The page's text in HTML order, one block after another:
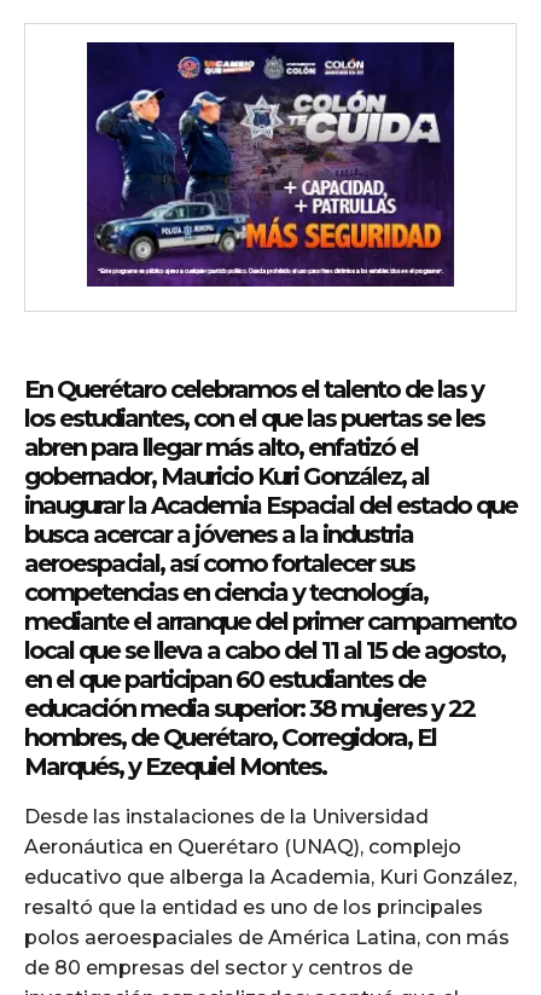
En Querétaro celebramos el talento de las y
los estudiantes, con el que las puertas se les
abren para llegar más alto, enfatizó el
gobernador, Mauricio Kuri González, al
inaugurar la Academia Espacial del estado que
busca acercar a jóvenes a la industria
aeroespacial, así como fortalecer sus
competencias en ciencia y tecnología,
mediante el arranque del primer campamento
local que se lleva a cabo del 11 al 15 de agosto,
en el que participan 60 estudiantes de
educación media superior: 38 mujeres y 22
hombres, de Querétaro, Corregidora, El
Marqués, y Ezequiel Montes.
Desde las instalaciones de la Universidad
Aeronáutica en Querétaro (UNAQ), complejo
educativo que alberga la Academia, Kuri González,
resaltó que la entidad es uno de los principales
polos aeroespaciales de América Latina, con más
de 80 empresas del sector y centros de